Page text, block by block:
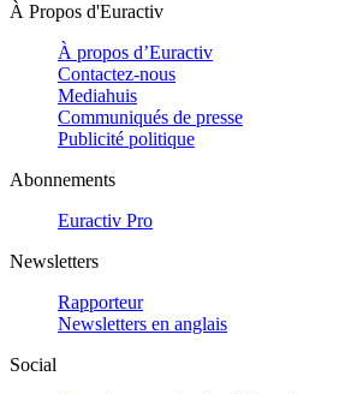
À Propos d'Euractiv
À propos d’Euractiv
Contactez-nous
Mediahuis
Communiqués de presse
Publicité politique
Abonnements
Euractiv Pro
Newsletters
Rapporteur
Newsletters en anglais
Social